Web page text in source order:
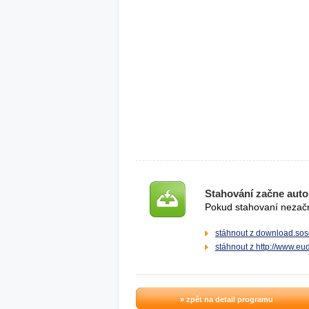
Stahování začne
Pokud stahovaní
stáhnout z
stáhnout z http://
» zpět na detail programu